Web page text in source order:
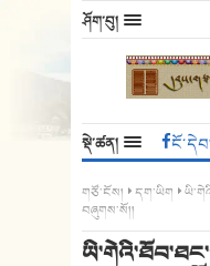
ཤོག་བུ།
སྡེ་ཚན།
གཙོ་ངོས། དག་ཡིག
བཞུགས་སོ།།